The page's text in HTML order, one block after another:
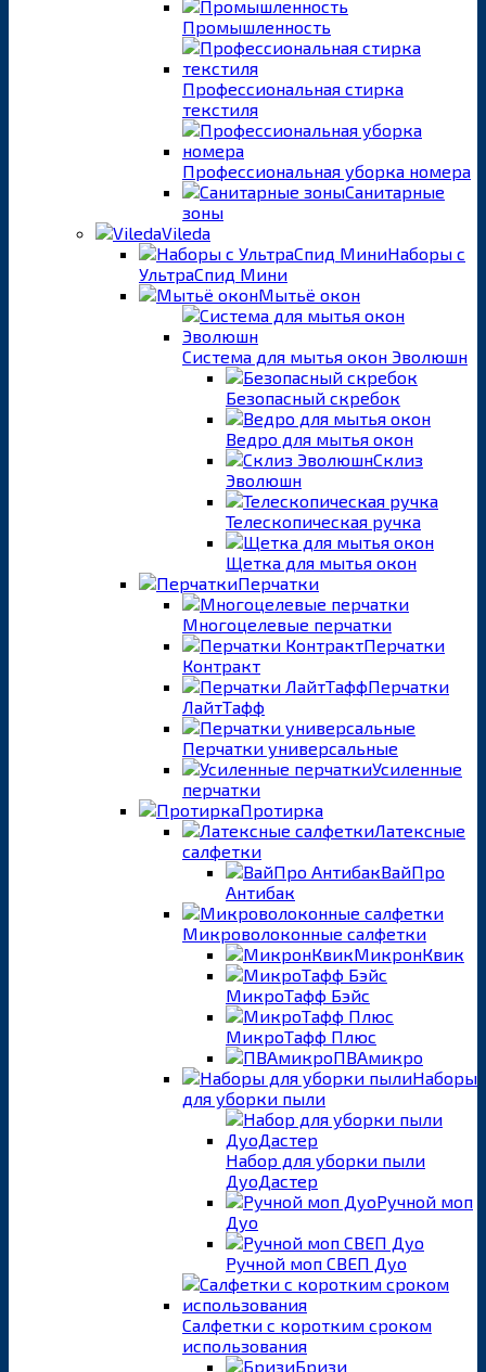
Промышленность
Профессиональная стирка
текстиля
Профессиональная уборка номера
Санитарные
зоны
Vileda
Наборы с
УльтраСпид Мини
Мытьё окон
Система для мытья окон Эволюшн
Безопасный скребок
Ведро для мытья окон
Склиз
Эволюшн
Телескопическая ручка
Щетка для мытья окон
Перчатки
Многоцелевые перчатки
Перчатки
Контракт
Перчатки
ЛайтТафф
Перчатки универсальные
Усиленные
перчатки
Протирка
Латексные
салфетки
ВайПро
Антибак
Микроволоконные салфетки
МикронКвик
МикроТафф Бэйс
МикроТафф Плюс
ПВАмикро
Наборы
для уборки пыли
Набор для уборки пыли
ДуоДастер
Ручной моп
Дуо
Ручной моп СВЕП Дуо
Салфетки с коротким сроком
использования
Бризи